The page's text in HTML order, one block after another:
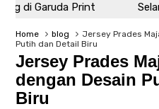
di Garuda Print
Home blog
Jersey Prades
Putih dan Detail Biru
Jersey Prades
dengan Desain
Biru